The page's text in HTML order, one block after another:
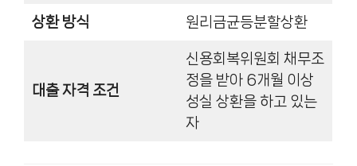
상환 방식 원리금균등분할상환
대출 자격 조건
신용회복위원회 채무조
정을 받아 6개월 이상
성실 상환을 하고 있는
자